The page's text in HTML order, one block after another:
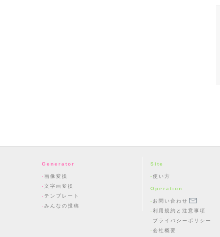
Generator
画像変換
文字画変換
テンプレート
みんなの投稿
Site
使い方
Operation
お問い合わせ
利用規約と注意事項
プライバシーポリシー
会社概要